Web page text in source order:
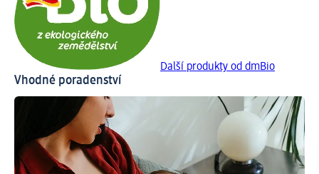
Další produkty od dmBio
Vhodné poradenství